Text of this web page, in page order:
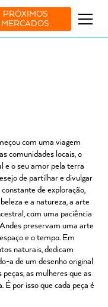
PRÓXIMOS
MERCADOS
com uma viagem
comunidades locais, o
e o seu amor pela terra
de partilhar e divulgar
de exploração,
e a natureza, a arte
com uma paciência
preservam uma arte
e o tempo. Em
naturais, dedicam
a de um desenho original
as mulheres que as
por isso que cada peça é